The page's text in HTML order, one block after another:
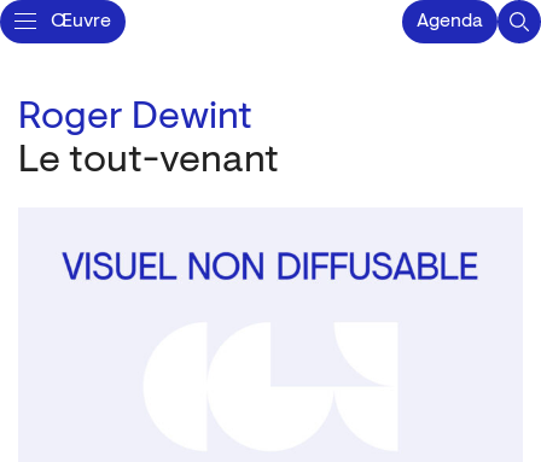
Œuvre Agenda
Roger Dewint
Le tout-venant